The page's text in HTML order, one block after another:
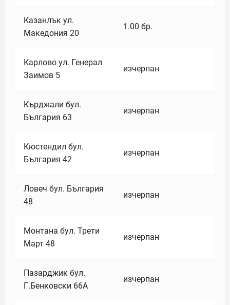
Казанлък ул.
Македония 20
1.00 бр.
Карлово ул. Генерал
Заимов 5
изчерпан
Кърджали бул.
България 63
изчерпан
Кюстендил бул.
България 42
изчерпан
Ловеч бул. България
48
изчерпан
Монтана бул. Трети
Март 48
изчерпан
Пазарджик бул.
Г.Бенковски 66А
изчерпан